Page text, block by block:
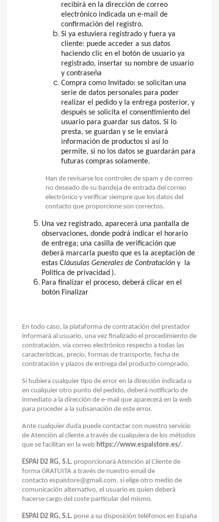
recibirá en la dirección de correo
electrónico indicada un e-mail de
confirmación del registro.
Si ya estuviera registrado y fuera ya
cliente: puede acceder a sus datos
haciendo clic en el botón de usuario ya
registrado, insertar su nombre de usuario
y contraseña
Compra como Invitado: se solicitan una
serie de datos personales para poder
realizar el pedido y la entrega posterior, y
después se solicita el consentimiento del
usuario para guardar sus datos. Si lo
presta, se guardan y se le enviará
información de productos si así lo
permite, si no los datos se guardarán para
futuras compras solamente.
Han de revisarse los controles de spam y de correo
no deseado de su bandeja de entrada del correo
electrónico y verificar siempre que los datos del
contacto que proporcione son correctos.
Una vez registrado, aparecerá una pantalla de
observaciones, donde podrá indicar el horario
de entrega; una casilla de verificación que
deberá marcarla puesto que es la aceptación de
estas Cláusulas Generales de Contratación y la
Politica de privacidad ).
Para finalizar el proceso, deberá clicar en el
botón Finalizar
En todo caso, la plataforma de contratación del prestador
informará al usuario, una vez finalizado el procedimiento de
contratación, vía correo electrónico respecto a todas las
características, precio, formas de transporte, fecha de
contratación y plazos de entrega del producto comprado.
Si hubiera cualquier tipo de error en la dirección indicada o
en cualquier otro punto del pedido, deberá notificarlo de
inmediato a la dirección de e-mail que aparecerá en la web
para proceder a la subsanación de este error.
Ante cualquier duda puede contactar con nuestro servicio
de Atención al cliente a través de cualquiera de los métodos
que se facilitan en la web https://www.espaistore.es/.
ESPAI D2 RG, S.L. proporcionará Atención al Cliente de
forma GRATUITA a través de nuestro email de
contacto espaistore@gmail.com, si elige otro medio de
comunicación alternativo, el usuario es quien deberá
hacerse cargo del coste particular del mismo.
ESPAI D2 RG, S.L. pone a su disposición teléfonos en España